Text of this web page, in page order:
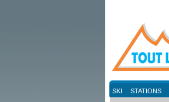
SKI STATIONS